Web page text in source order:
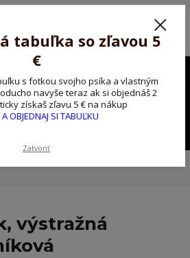
o trpezlivosť, v tomto období máme
malý darček ako ospravedlnenie.
nad 30€ s kódom pozorpes5 !!!
0,00 EUR
výstražná
tabuľka so zľavou 5
€
s fotkou svojho psíka a vlastným
navyše teraz ak si objednáš 2
získaš zľavu 5 € na nákup
OBJEDNAJ SI TABUĽKU
Zatvoriť